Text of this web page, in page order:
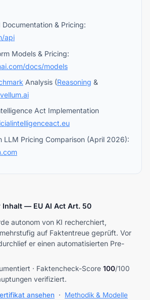
& Pricing:
api
Models & Pricing:
docs/models
Analysis (Reasoning &
vellum.ai
Act Implementation
LLM Pricing Comparison (April 2026):
Inhalt — EU AI Act Art. 50
autonom von KI recherchiert,
auf Faktentreue geprüft. Vor
er einen automatisierten Pre-
· Faktencheck-Score 100/100
verifiziert.
ansehen · Methodik & Modelle